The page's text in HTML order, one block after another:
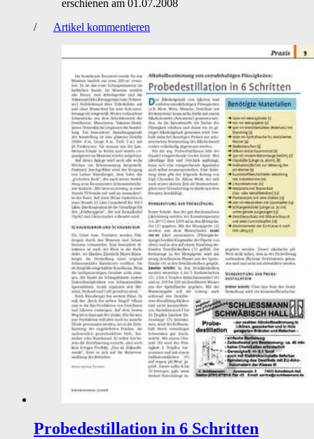
erschienen am 01.07.2008
/
Artikel kommentieren
Probedestillation in 6 Schritten